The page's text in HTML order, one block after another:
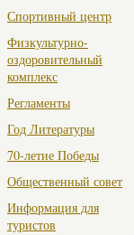
Спортивный центр
Физкультурно-
оздоровительный
комплекс
Регламенты
Год Литературы
70-летие Победы
Общественный совет
Информация для
туристов